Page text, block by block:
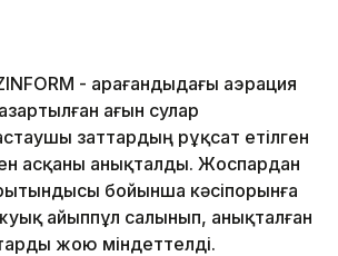
- Қарағандыдағы аэрация
ағын сулар
заттардың рұқсат етілген
асқаны анықталды. Жоспардан
бойынша кәсіпорынға
айыппұл салынып, анықталған
жою міндеттелді.